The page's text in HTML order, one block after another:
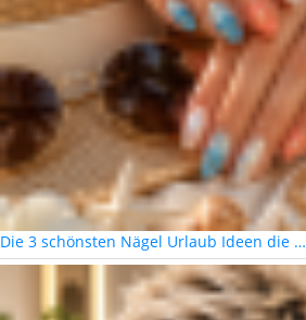
Die 3 schönsten Nägel Urlaub Ideen die …